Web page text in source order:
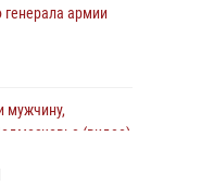
генерала армии
мужчину,
(видео)